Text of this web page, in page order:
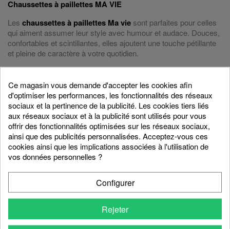
Chaussettes à paillettes MA VIE
Les chaussettes à paillettes Ma vie sont parfaites pour celles
qui aiment assumer leur style avec humour et audace. Douces,
confortables et scintillantes, elles ajoutent une touche pétillante
et pleine de caractère à votre quotidien.
 AJOUTER AU PANIER favorite_border
Partager
Détails du produit
Des chaussettes brillantes et
pleines de personnalité
Ce magasin vous demande d'accepter les cookies afin
d'optimiser les performances, les fonctionnalités des réseaux
sociaux et la pertinence de la publicité. Les cookies tiers liés
aux réseaux sociaux et à la publicité sont utilisés pour vous
offrir des fonctionnalités optimisées sur les réseaux sociaux,
ainsi que des publicités personnalisées. Acceptez-vous ces
cookies ainsi que les implications associées à l'utilisation de
vos données personnelles ?
Configurer
Rejeter